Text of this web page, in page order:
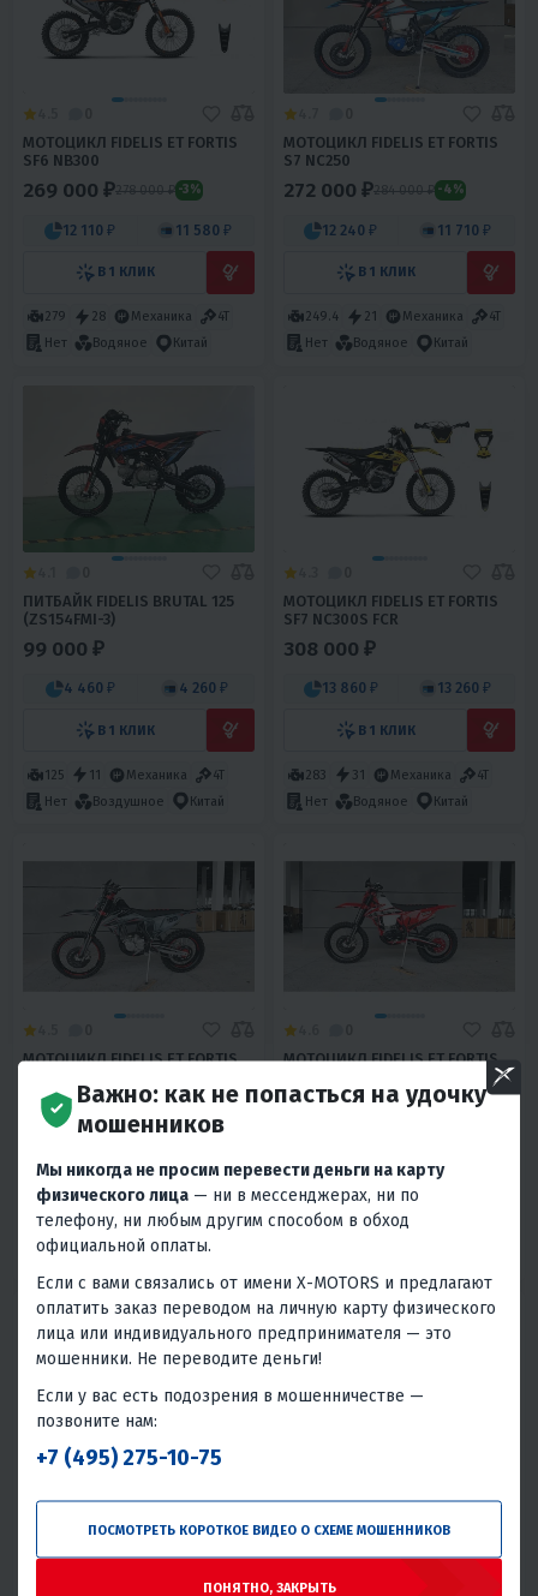
МОТОЦИКЛ FIDELIS ET FORTIS
SF6 NB300
269 000 ₽278 000 ₽ -3%
12 110 ₽ 11 580 ₽
В 1 КЛИК
279 28 Механика
4T
Нет
Водяное Китай
МОТОЦИКЛ FIDELIS ET FORTIS
S7 NC250
272 000 ₽284 000 ₽ -4%
12 240 ₽ 11 710 ₽
В 1 КЛИК
249.4 21 Механика
4T
Нет
Водяное Китай
ПИТБАЙК FIDELIS BRUTAL 125
(ZS154FMI-3)
99 000 ₽
4 460 ₽ 4 260 ₽
В 1 КЛИК
125 11 Механика
4T
Нет
Воздушное Китай
МОТОЦИКЛ FIDELIS ET FORTIS
SF7 NC300S FCR
308 000 ₽
13 860 ₽ 13 260 ₽
В 1 КЛИК
283 31 Механика
4T
Нет
Водяное Китай
МОТОЦИКЛ FIDELIS ET FORTIS
206 000 ₽
В 1 КЛИК
249.9 21
4T
Нет
МОТОЦИКЛ FIDELIS ET FORTIS
247 000 ₽
В 1 КЛИК
Механика
SF8 NC300S FCR/NTS
318 000 ₽327 000 ₽
S5 CBS300
236 000 ₽247 000 ₽
Важно: как не попасться на удочку
мошенников
Мы никогда не просим перевести деньги на карту
физического лица — ни в мессенджерах, ни по
телефону, ни любым другим способом в обход
официальной оплаты.
Если с вами связались от имени X-MOTORS и предлагают
оплатить заказ переводом на личную карту физического
лица или индивидуального предпринимателя — это
мошенники. Не переводите деньги!
Если у вас есть подозрения в мошенничестве —
позвоните нам:
+7 (495) 275-10-75
ПОСМОТРЕТЬ КОРОТКОЕ ВИДЕО О СХЕМЕ МОШЕННИКОВ
ПОНЯТНО, ЗАКРЫТЬ